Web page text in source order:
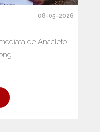
08-05-2026
de Anacleto